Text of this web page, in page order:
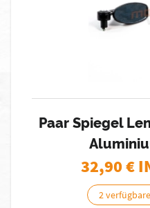
Paar Spiegel
32,90€
2